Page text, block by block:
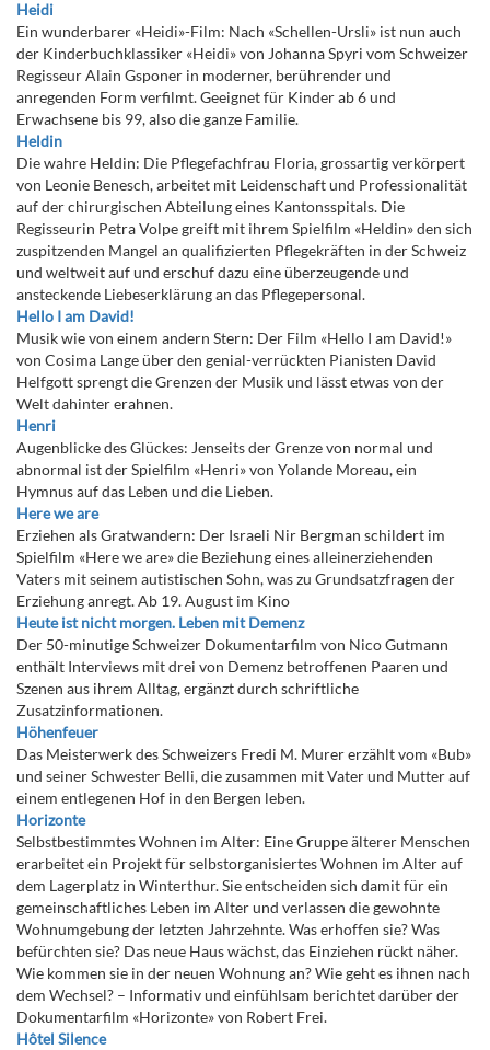
Heidi
Ein wunderbarer «Heidi»-Film: Nach «Schellen-Ursli» ist nun auch
der Kinderbuchklassiker «Heidi» von Johanna Spyri vom Schweizer
Regisseur Alain Gsponer in moderner, berührender und
anregenden Form verfilmt. Geeignet für Kinder ab 6 und
Erwachsene bis 99, also die ganze Familie.
Heldin
Die wahre Heldin: Die Pflegefachfrau Floria, grossartig verkörpert
von Leonie Benesch, arbeitet mit Leidenschaft und Professionalität
auf der chirurgischen Abteilung eines Kantonsspitals. Die
Regisseurin Petra Volpe greift mit ihrem Spielfilm «Heldin» den sich
zuspitzenden Mangel an qualifizierten Pflegekräften in der Schweiz
und weltweit auf und erschuf dazu eine überzeugende und
ansteckende Liebeserklärung an das Pflegepersonal.
Hello I am David!
Musik wie von einem andern Stern: Der Film «Hello I am David!»
von Cosima Lange über den genial-verrückten Pianisten David
Helfgott sprengt die Grenzen der Musik und lässt etwas von der
Welt dahinter erahnen.
Henri
Augenblicke des Glückes: Jenseits der Grenze von normal und
abnormal ist der Spielfilm «Henri» von Yolande Moreau, ein
Hymnus auf das Leben und die Lieben.
Here we are
Erziehen als Gratwandern: Der Israeli Nir Bergman schildert im
Spielfilm «Here we are» die Beziehung eines alleinerziehenden
Vaters mit seinem autistischen Sohn, was zu Grundsatzfragen der
Erziehung anregt. Ab 19. August im Kino
Heute ist nicht morgen. Leben mit Demenz
Der 50-minutige Schweizer Dokumentarfilm von Nico Gutmann
enthält Interviews mit drei von Demenz betroffenen Paaren und
Szenen aus ihrem Alltag, ergänzt durch schriftliche
Zusatzinformationen.
Höhenfeuer
Das Meisterwerk des Schweizers Fredi M. Murer erzählt vom «Bub»
und seiner Schwester Belli, die zusammen mit Vater und Mutter auf
einem entlegenen Hof in den Bergen leben.
Horizonte
Selbstbestimmtes Wohnen im Alter: Eine Gruppe älterer Menschen
erarbeitet ein Projekt für selbstorganisiertes Wohnen im Alter auf
dem Lagerplatz in Winterthur. Sie entscheiden sich damit für ein
gemeinschaftliches Leben im Alter und verlassen die gewohnte
Wohnumgebung der letzten Jahrzehnte. Was erhoffen sie? Was
befürchten sie? Das neue Haus wächst, das Einziehen rückt näher.
Wie kommen sie in der neuen Wohnung an? Wie geht es ihnen nach
dem Wechsel? – Informativ und einfühlsam berichtet darüber der
Dokumentarfilm «Horizonte» von Robert Frei.
Hôtel Silence